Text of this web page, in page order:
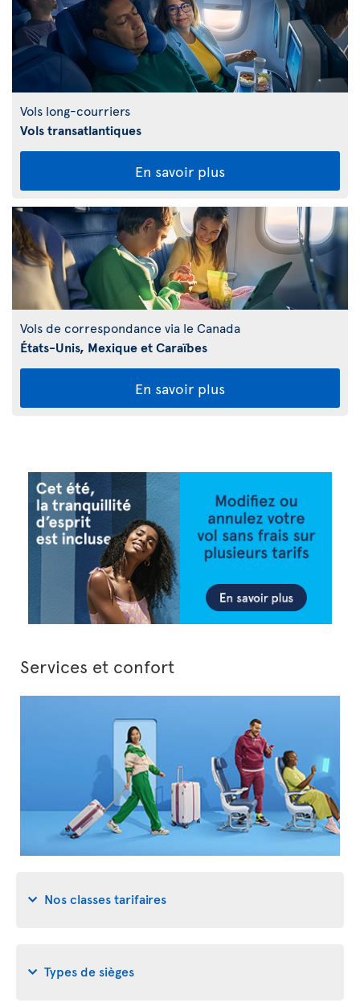
Vols long-courriers
Vols transatlantiques
En savoir plus
Vols de correspondance via le Canada
États-Unis, Mexique et Caraïbes
En savoir plus
Services et confort
Nos classes tarifaires
Types de sièges